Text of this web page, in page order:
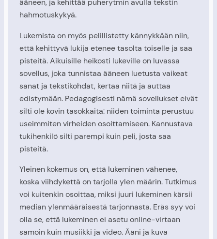
ääneen, ja kehittää puherytmin avulla tekstin
hahmotuskykyä.
Lukemista on myös pelillistetty kännykkään niin,
että kehittyvä lukija etenee tasolta toiselle ja saa
pisteitä. Aikuisille heikosti lukeville on luvassa
sovellus, joka tunnistaa ääneen luetusta vaikeat
sanat ja tekstikohdat, kertaa niitä ja auttaa
edistymään. Pedagogisesti nämä sovellukset eivät
silti ole kovin tasokkaita: niiden toiminta perustuu
useimmiten virheiden osoittamiseen. Kannustava
tukihenkilö silti parempi kuin peli, josta saa
pisteitä.
Yleinen kokemus on, että lukeminen vähenee,
koska viihdykettä on tarjolla ylen määrin. Tutkimus
voi kuitenkin osoittaa, miksi juuri lukeminen kärsii
median ylenmääräisestä tarjonnasta. Eräs syy voi
olla se, että lukeminen ei asetu online-virtaan
samoin kuin musiikki ja video. Ääni ja kuva